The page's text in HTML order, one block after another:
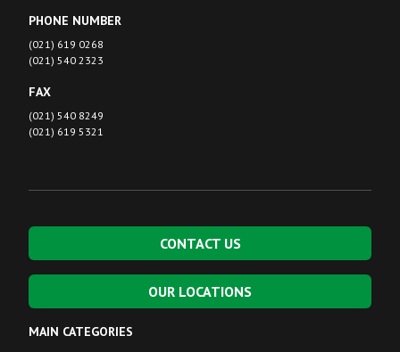
PHONE NUMBER
(021) 619 0268
(021) 540 2323
FAX
(021) 540 8249
(021) 619 5321
CONTACT US
OUR LOCATIONS
MAIN CATEGORIES